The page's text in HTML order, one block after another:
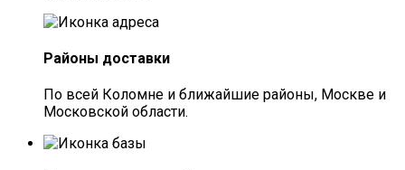
Районы доставки
По всей Коломне и ближайшие районы, Москве и
Московской области.